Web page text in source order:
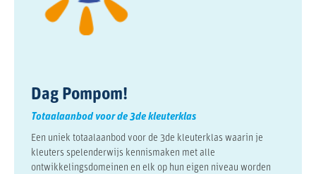
Dag Pompom!
Totaalaanbod voor de 3de kleuterklas
Een uniek totaalaanbod voor de 3de kleuterklas waarin je
kleuters spelenderwijs kennismaken met alle
ontwikkelingsdomeinen en elk op hun eigen niveau worden